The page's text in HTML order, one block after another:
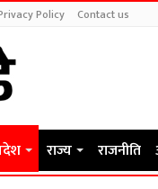
Policy Contact us
राज्य राजनीति